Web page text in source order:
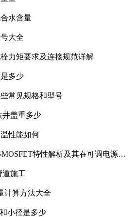
水含量
大全
力矩要求及连接规范详解
多少
常见规格和型号
井盖重多少
性能如何
MOSFET特性解析及其在可调电源设
道施工
计算方法大全
小径是多少